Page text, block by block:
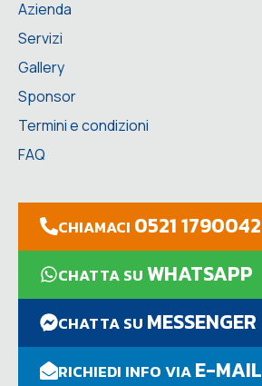
Azienda
Servizi
Gallery
Sponsor
Termini e condizioni
FAQ
CHIAMACI 0521 1790042
CHATTA SUWHATSAPP
CHATTA SU MESSENGER
RICHIEDI INFO VIAE-MAIL